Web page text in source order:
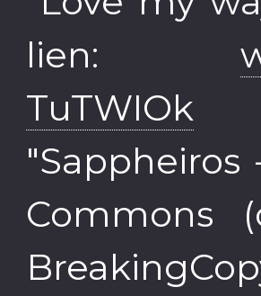
lien:
TuTWIOk
"Sappheiros
Commons